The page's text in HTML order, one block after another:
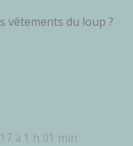
vêtements du loup ?
à 1 h 01 min